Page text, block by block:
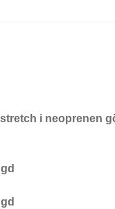
i neoprenen